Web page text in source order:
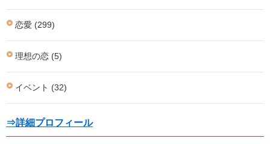
恋愛 (299)
理想の恋 (5)
イベント (32)
⇒詳細プロフィール